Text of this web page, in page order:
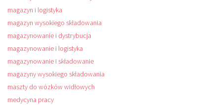
magazyn i logistyka
magazyn wysokiego składowania
magazynowanie i dystrybucja
magazynowanie i logistyka
magazynowanie i składowanie
magazyny wysokiego składowania
maszty do wózków widłowych
medycyna pracy